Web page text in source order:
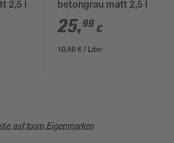
2,5 l
betongrau matt 2,5 l
25,99 €
10,40 € / Liter
auf toom Eigenmarken